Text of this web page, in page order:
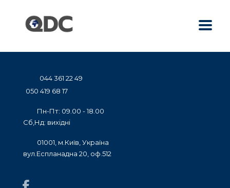
044 361 22 49
050 419 68 17
Пн-Пт: 09.00 - 18.00
Сб,Нд: вихідні
01001, м.Київ, Україна
вул.Еспланадна 20, оф.512